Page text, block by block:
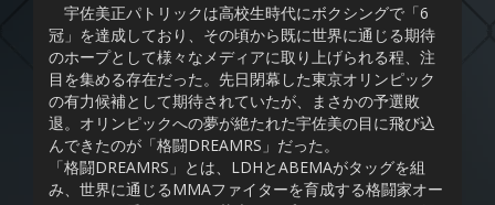
宇佐美正パトリックは高校生時代にボクシングで「6
冠」を達成しており、その頃から既に世界に通じる期待
のホープとして様々なメディアに取り上げられる程、注
目を集める存在だった。先日閉幕した東京オリンピック
の有力候補として期待されていたが、まさかの予選敗
退。オリンピックへの夢が絶たれた宇佐美の目に飛び込
んできたのが「格闘DREAMRS」だった。
「格闘DREAMRS」とは、LDHとABEMAがタッグを組
み、世界に通じるMMAファイターを育成する格闘家オー